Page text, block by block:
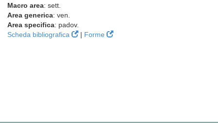
Macro area: sett.
Area generica: ven.
Area specifica: padov.
Scheda bibliografica
| Forme